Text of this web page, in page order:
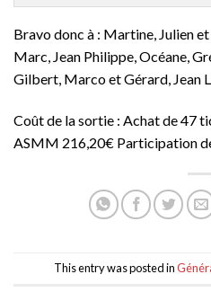
Bravo donc à : Martine, Julien
Marc, Jean Philippe, Océane,
Gilbert, Marco et Gérard, Jean
Coût de la sortie : Achat de 47
ASMM 216,20€ Participation
This entry was posted in